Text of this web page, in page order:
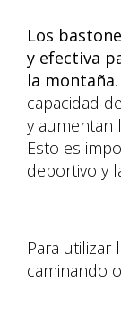
Los
y efectiva
la montaña
capacidad
y aumentan
Esto es
deportivo y
Para utilizar
caminando